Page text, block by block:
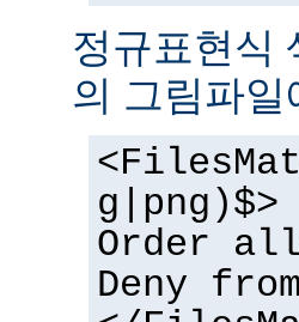
정규표현식
의 그림파
g|png)$>
Order
Deny